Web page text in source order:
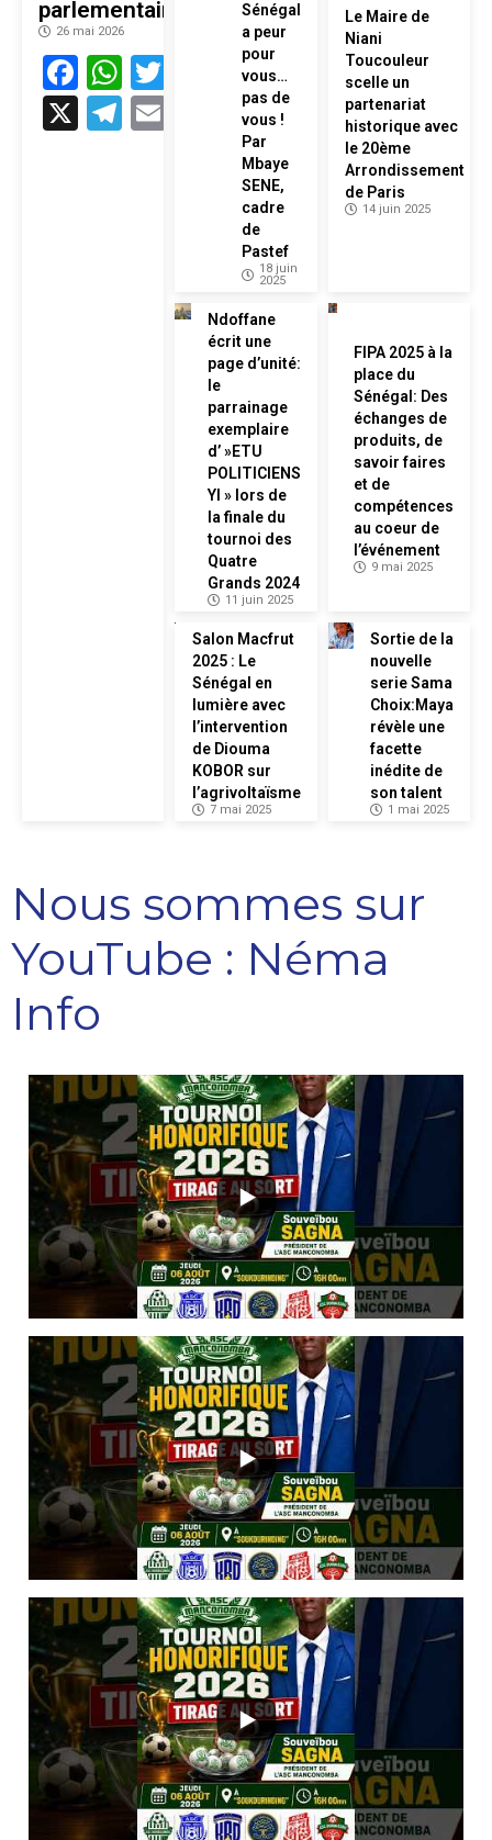
parlementaire
26 mai 2026
Facebook
WhatsApp
Twitter
X
Telegram
Email
Sénégal
a peur
pour
vous…
pas de
vous !
Par
Mbaye
SENE,
cadre
de
Pastef
18 juin
2025
Le Maire de
Niani
Toucouleur
scelle un
partenariat
historique avec
le 20ème
Arrondissement
de Paris
14 juin 2025
Ndoffane
écrit une
page d’unité:
le
parrainage
exemplaire
d’ »ETU
POLITICIENS
YI » lors de
la finale du
tournoi des
Quatre
Grands 2024
11 juin 2025
FIPA 2025 à la
place du
Sénégal: Des
échanges de
produits, de
savoir faires
et de
compétences
au coeur de
l’événement
9 mai 2025
Salon Macfrut
2025 : Le
Sénégal en
lumière avec
l’intervention
de Diouma
KOBOR sur
l’agrivoltaïsme
7 mai 2025
Sortie de la
nouvelle
serie Sama
Choix:Maya
révèle une
facette
inédite de
son talent
1 mai 2025
Nous sommes sur
YouTube : Néma
Info